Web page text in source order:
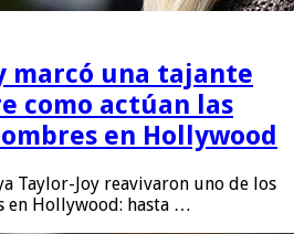
marcó una tajante
como actúan las
en Hollywood
Taylor-Joy reavivaron uno de los
en Hollywood: hasta …